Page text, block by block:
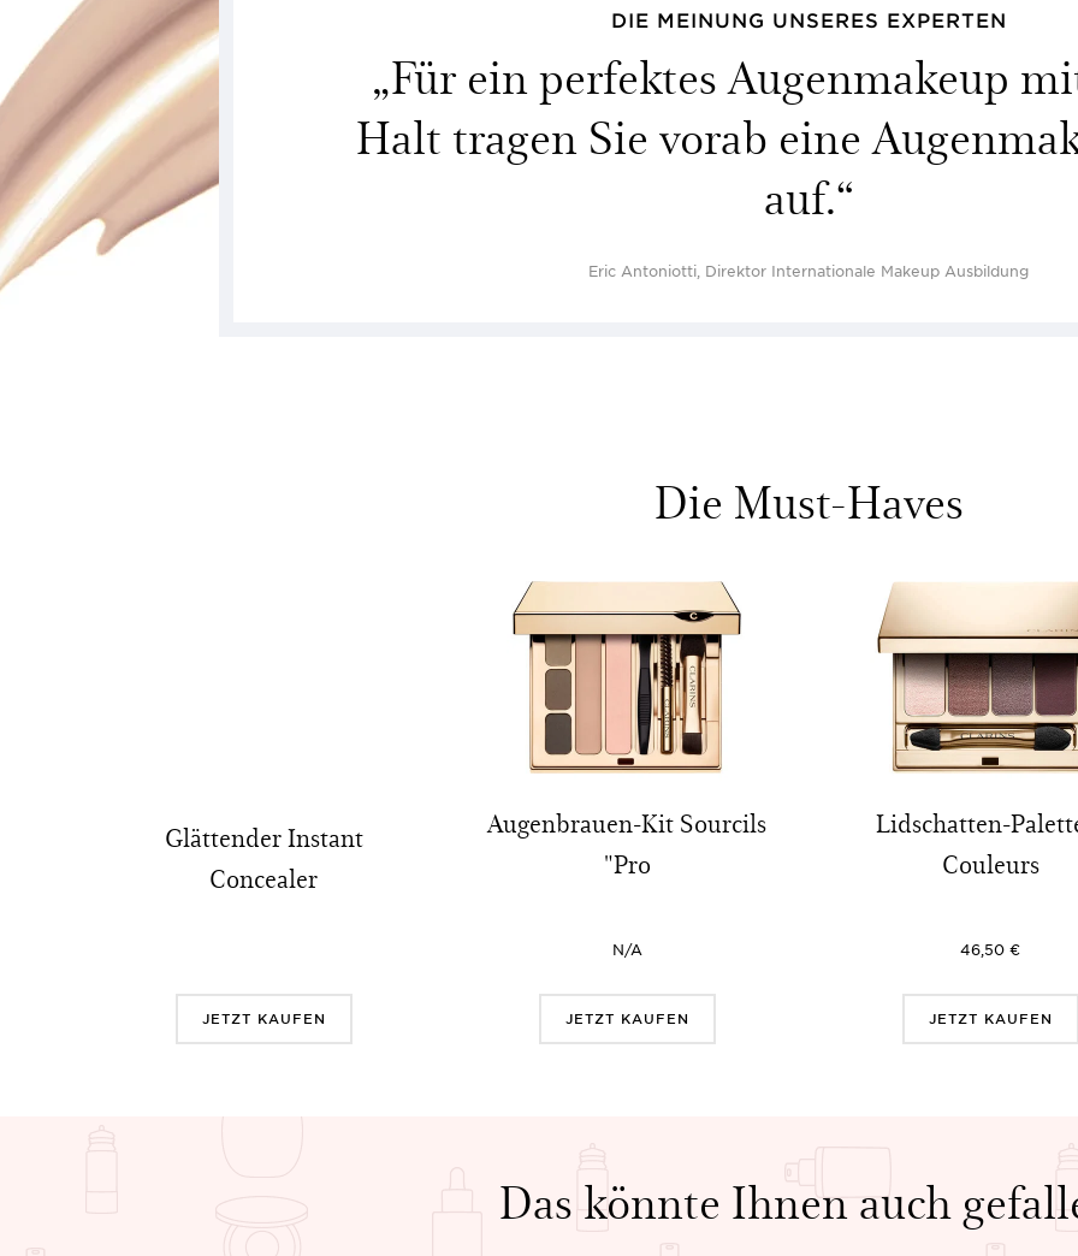
DIE MEINUNG UNSERES EXPERTEN
„Für ein perfektes Augenmakeup
Halt tragen Sie vorab eine
auf.“
Eric Antoniotti, Direktor Internationale Makeup Ausbildung
Die Must-Haves
Glättender Instant
Concealer
JETZT KAUFEN
Augenbrauen-Kit Sourcils
"Pro
N/A
JETZT KAUFEN
Lidschatten-
Couleurs
46,50 €
JETZT KAUFEN
Das könnte Ihnen auch